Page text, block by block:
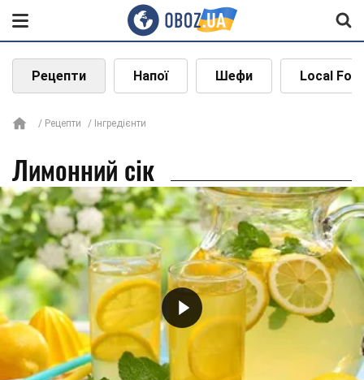
Рецепти Напої Шефи Local
Рецепти Інгредієнти
Лимонний сік